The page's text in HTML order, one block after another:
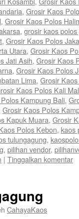
, Grosir Kaos
, Grosir Kaos Polos
, grosir kaos
, Grosir Kaos Polos
Utara, Grosir Kaos
Jati Asih, Grosir Kaos
, Grosir Kaos Polos
Lima, Grosir
Kaos Polos Kali
Kampung Bali,
Grosir Kaos Polos
Kapuk Muara, Grosir
Polos Kebon, kaos
tulungagung,
, pilihan vendor,
| Tinggalkan komentar
CahayaKaos